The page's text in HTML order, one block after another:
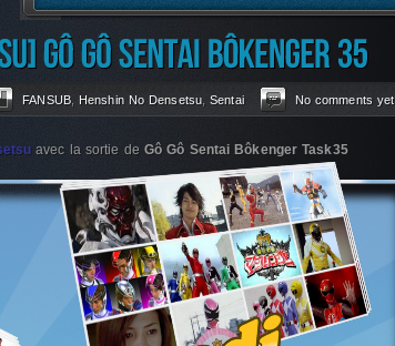
FANSUB,Henshin No Densetsu,Sentai No comments yet
avec la sortie de Gô Gô Sentai Bôkenger Task35